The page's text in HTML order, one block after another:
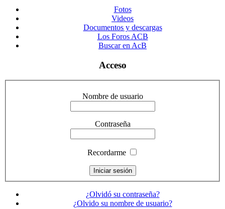
Fotos
Videos
Documentos y descargas
Los Foros ACB
Buscar en AcB
Acceso
Nombre de usuario
Contraseña
Recordarme
¿Olvidó su contraseña?
¿Olvido su nombre de usuario?